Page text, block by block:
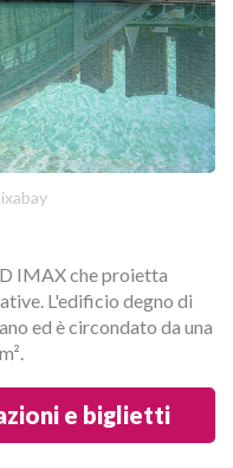
IMAX che proietta
L'edificio degno di
ed è circondato da una
e biglietti